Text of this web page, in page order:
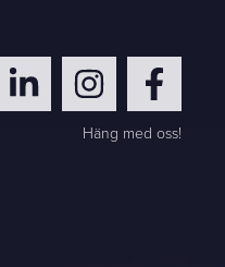
Häng med oss!